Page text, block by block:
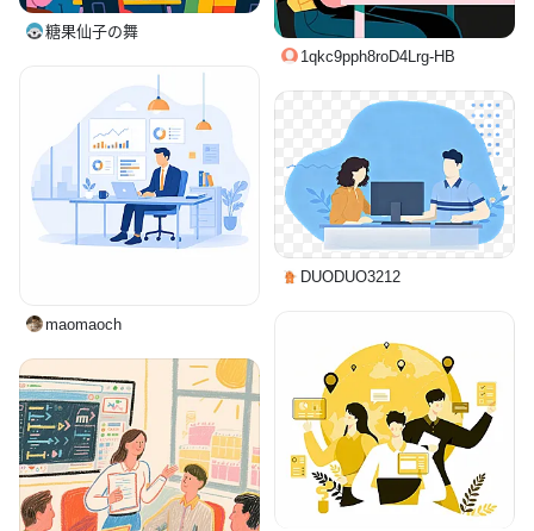
1qkc9pph8roD4Lrg-HB
糖果仙子の舞
maomaoch
DUODUO3212